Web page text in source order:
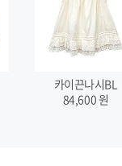
카이끈나시BL
84,600 원